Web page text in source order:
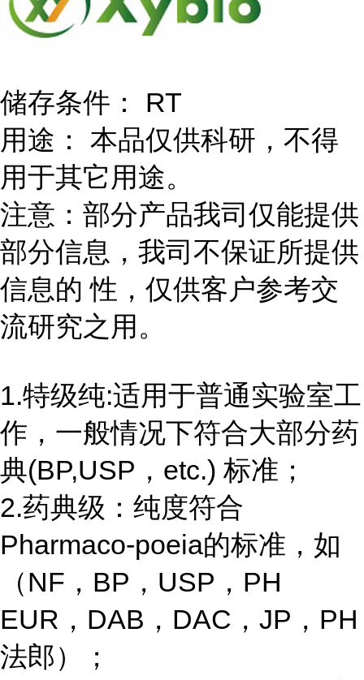
储存条件： RT
用途： 本品仅供科研，不得
用于其它用途。
注意：部分产品我司仅能提供
部分信息，我司不保证所提供
信息的 性，仅供客户参考交
流研究之用。
1.特级纯:适用于普通实验室工
作，一般情况下符合大部分药
典(BP,USP，etc.) 标准；
2.药典级：纯度符合
Pharmaco-poeia的标准，如
（NF，BP，USP，PH
EUR，DAB，DAC，JP，PH
法郎）；